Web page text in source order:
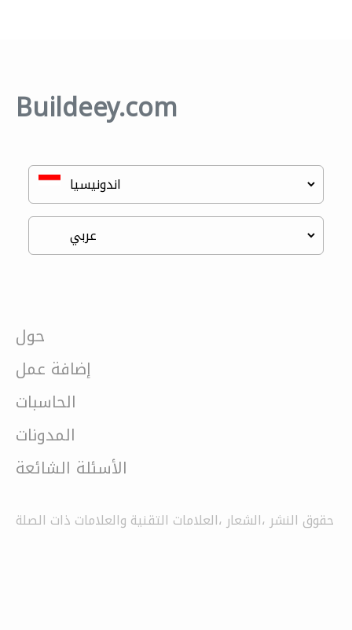
Buildeey.com
حول
إضافة عمل
الحاسبات
المدونات
الأسئلة الشائعة
حقوق النشر ،الشعار ،العلامات التقنية والعلامات ذات الصلة